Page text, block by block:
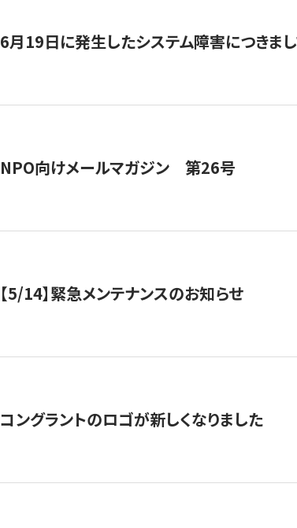
6月19日に発生したシステム障害につきま
NPO向けメールマガジン 第26号
【5/14】緊急メンテナンスのお知らせ
コングラントのロゴが新しくなりました